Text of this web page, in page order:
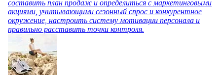
составить план продаж и определиться с маркетинговыми
акциями, учитывающими сезонный спрос и конкурентное
окружение, настроить систему мотивации персонала и
правильно расставить точки контроля.